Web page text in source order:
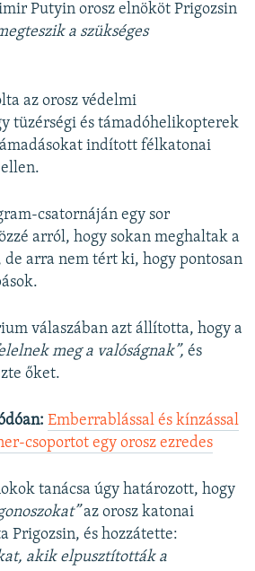
Putyin orosz elnököt Prigozsin
a szükséges
az orosz védelmi
tüzérségi és támadóhelikopterek
indított félkatonai
csatornáján egy sor
arról, hogy sokan meghaltak a
de arra nem tért ki, hogy pontosan
válaszában azt állította, hogy a
meg a valóságnak”, és
őket.
Emberrablással és kínzással
csoportot egy orosz ezredes
tanácsa úgy határozott, hogy
az orosz katonai
Prigozsin, és hozzátette:
akik elpusztították a